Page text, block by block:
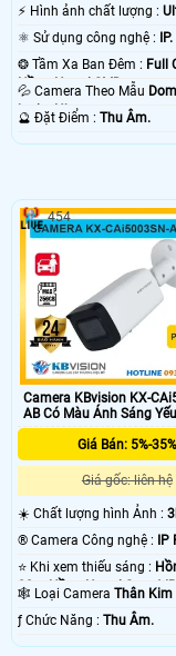
️⚡ Hình ảnh chất lượng :
⚛️ Sử dụng công nghệ : IP.
❂ Tầm Xa Ban Đêm : Full
Hồng Ngoại SMD.
💦 Camera Theo Mẫu
loại + Nhựa.
️🔮 Đặt Điểm : Thu Âm.
Camera KBvision KX-
AB Có Màu Ánh Sáng Yếu
Giá Bán: 5%-35%
Giá gốc: liên hệ
☀️ Chất lượng hình Ảnh :
®️ Camera Công nghệ : IP
⭐ Khi xem thiếu sáng :
80m Hồng Ngoại Smart
🕸️ Loại Camera Thân Kim
️ƒ Chức Năng : Thu Âm.
454